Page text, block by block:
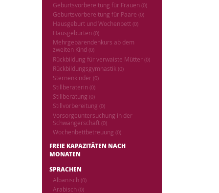
Geburtsvorbereitung für Frauen (0)
Geburtsvorbereitung für Paare (0)
Hausgeburt und Wochenbett (0)
Hausgeburten (0)
Mehrgebärendenkurs ab dem
zweiten Kind (0)
Rückbildung für verwaiste Mütter (0)
Rückbildungsgymnastik (0)
Sternenkinder (0)
Stillberaterin (0)
Stillberatung (0)
Stillvorbereitung (0)
Vorsorgeuntersuchung in der
Schwangerschaft (0)
Wochenbettbetreuung (0)
FREIE KAPAZITÄTEN NACH
MONATEN
SPRACHEN
Albanisch (0)
Arabisch (0)